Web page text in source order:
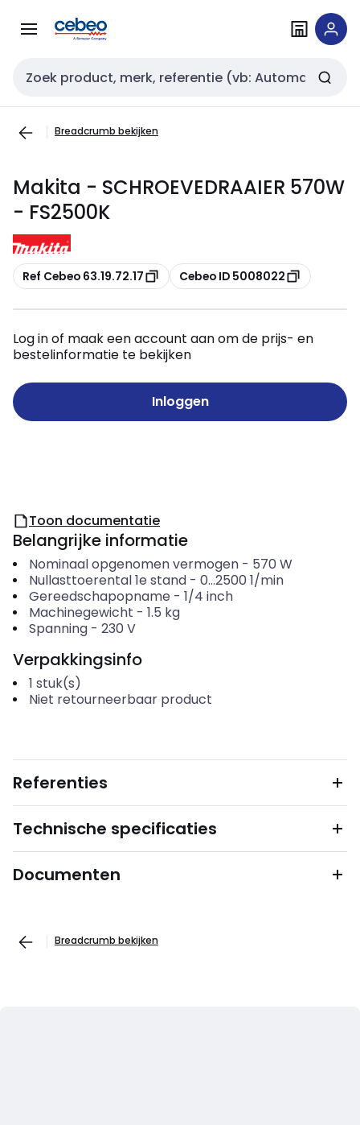
naar
naar
Zoekveld invoer
Breadcrumb bekijken
Makita - SCHROEVEDRAAIER 570W
- FS2500K
Kopiëren
Ref Cebeo 63.19.72.17 Kopiëren
Cebeo ID 5008022
Log in of maak een account aan om de prijs- en
bestelinformatie te bekijken
Inloggen
Toon documentatie
Belangrijke informatie
Nominaal opgenomen vermogen- 570 W
Nullasttoerental 1e stand- 0...2500 1/min
Gereedschapopname - 1/4 inch
Machinegewicht - 1.5 kg
Spanning- 230 V
Verpakkingsinfo
1 stuk(s)
Niet retourneerbaar product
Referenties
Technische specificaties
Documenten
Breadcrumb bekijken